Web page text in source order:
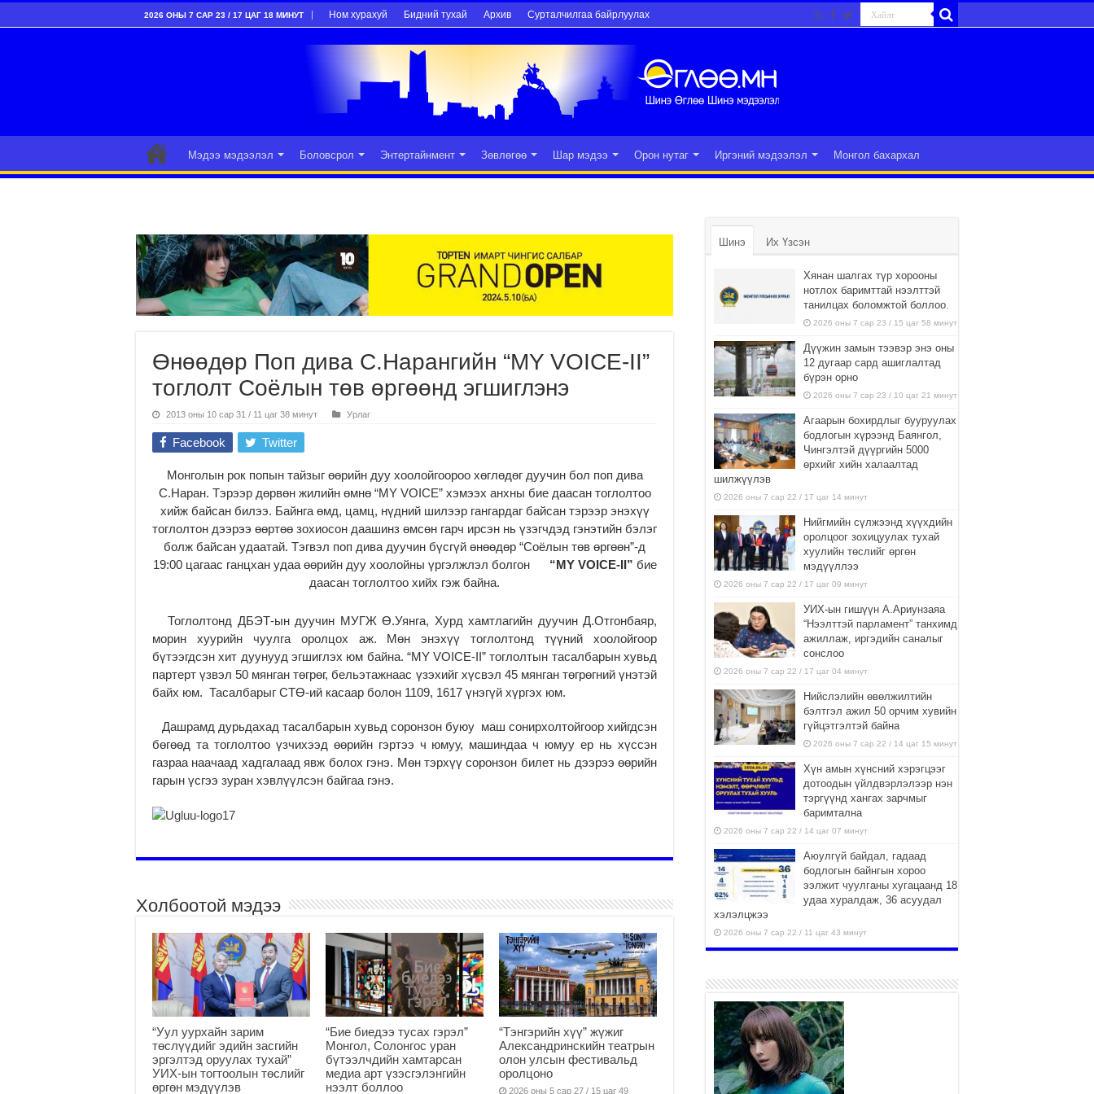
2026 ОНЫ 7 САР 23 / 17 ЦАГ 18 МИНУТ Ном хурахуй Бидний тухай Архив Сурталчилгаа байрлуулах
Мэдээ мэдээлэл Боловсрол Энтертайнмент Зөвлөгөө Шар мэдээ Орон нутаг Иргэний мэдээлэл Монгол бахархал
Өнөөдөр Поп дива С.Нарангийн “MY VOICE-II”
тоглолт Соёлын төв өргөөнд эгшиглэнэ
2013 оны 10 сар 31 / 11 цаг 38 минут Урлаг
Facebook Twitter
Монголын рок попын тайзыг өөрийн дуу хоолойгоороо хөглөдөг дуучин бол поп дива
С.Наран. Тэрээр дөрвөн жилийн өмнө “MY VOICE” хэмээх анхны бие даасан тоглолтоо
хийж байсан билээ. Байнга өмд, цамц, нүдний шилээр гангардаг байсан тэрээр энэхүү
тоглолтон дээрээ өөртөө зохиосон даашинз өмсөн гарч ирсэн нь үзэгчдэд гэнэтийн бэлэг
болж байсан удаатай. Тэгвэл поп дива дуучин бүсгүй өнөөдөр “Соёлын төв өргөөн”-д
19:00 цагаас ганцхан удаа өөрийн дуу хоолойны үргэлжлэл болгон “MY VOICE-II” бие
даасан тоглолтоо хийх гэж байна.
Тоглолтонд ДБЭТ-ын дуучин МУГЖ Ө.Уянга, Хурд хамтлагийн дуучин Д.Отгонбаяр,
морин хуурийн чуулга оролцох аж. Мөн энэхүү тоглолтонд түүний хоолойгоор
бүтээгдсэн хит дуунууд эгшиглэх юм байна. “MY VOICE-II” тоглолтын тасалбарын хувьд
партерт үзвэл 50 мянган төгрөг, бельэтажнаас үзэхийг хүсвэл 45 мянган төгрөгний үнэтэй
байх юм. Тасалбарыг СТӨ-ий касаар болон 1109, 1617 үнэгүй хүргэх юм.
Дашрамд дурьдахад тасалбарын хувьд соронзон буюу маш сонирхолтойгоор хийгдсэн
бөгөөд та тоглолтоо үзчихээд өөрийн гэртээ ч юмуу, машиндаа ч юмуу ер нь хүссэн
газраа наачаад хадгалаад явж болох гэнэ. Мөн тэрхүү соронзон билет нь дээрээ өөрийн
гарын үсгээ зуран хэвлүүлсэн байгаа гэнэ.
Холбоотой мэдээ
“Уул уурхайн зарим
төслүүдийг эдийн засгийн
эргэлтэд оруулах тухай”
УИХ-ын тогтоолын төслийг
өргөн мэдүүлэв
“Бие биедээ тусах гэрэл”
Монгол, Солонгос уран
бүтээлчдийн хамтарсан
медиа арт үзэсгэлэнгийн
нээлт боллоо
“Тэнгэрийн хүү” жүжиг
Александринскийн театрын
олон улсын фестивальд
оролцоно
2026 оны 5 сар 27 / 15 цаг 49
Шинэ Их Үзсэн
Хянан шалгах түр хорооны
нотлох баримттай нээлттэй
танилцах боломжтой боллоо.
2026 оны 7 сар 23 / 15 цаг 58 минут
Дүүжин замын тээвэр энэ оны
12 дугаар сард ашиглалтад
бүрэн орно
2026 оны 7 сар 23 / 10 цаг 21 минут
Агаарын бохирдлыг бууруулах
бодлогын хүрээнд Баянгол,
Чингэлтэй дүүргийн 5000
өрхийг хийн халаалтад
шилжүүлэв
2026 оны 7 сар 22 / 17 цаг 14 минут
Нийгмийн сүлжээнд хүүхдийн
оролцоог зохицуулах тухай
хуулийн төслийг өргөн
мэдүүллээ
2026 оны 7 сар 22 / 17 цаг 09 минут
УИХ-ын гишүүн А.Ариунзаяа
“Нээлттэй парламент” танхимд
ажиллаж, иргэдийн саналыг
сонслоо
2026 оны 7 сар 22 / 17 цаг 04 минут
Нийслэлийн өвөлжилтийн
бэлтгэл ажил 50 орчим хувийн
гүйцэтгэлтэй байна
2026 оны 7 сар 22 / 14 цаг 15 минут
Хүн амын хүнсний хэрэгцээг
дотоодын үйлдвэрлэлээр нэн
тэргүүнд хангах зарчмыг
баримтална
2026 оны 7 сар 22 / 14 цаг 07 минут
Аюулгүй байдал, гадаад
бодлогын байнгын хороо
ээлжит чуулганы хугацаанд 18
удаа хуралдаж, 36 асуудал
хэлэлцжээ
2026 оны 7 сар 22 / 11 цаг 43 минут
боломжтой-Хүүхэд хөгжүүлэх
төв” байгуулах төсөлд төр,
хувийн хэвшлийн түншлэлийн хүрээнд хамтран
ажиллахыг урьж байна
2026 оны 7 сар 22 / 9 цаг 28 минут
Б.Пүрэвдагва: “Урт цагаан”-ыг
залуучууд чөлөөт цагаа